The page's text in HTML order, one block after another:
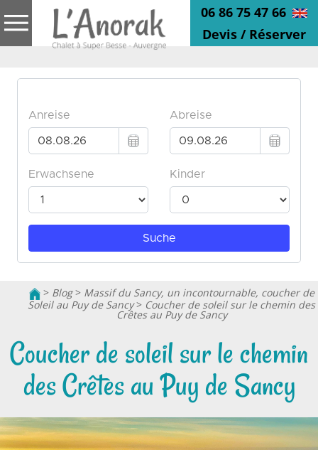
06 86 75 47 66
Devis / Réserver
> Blog> Massif du Sancy, un incontournable, coucher de
Soleil au Puy de Sancy> Coucher de soleil sur le chemin des
Crêtes au Puy de Sancy
Coucher de soleil sur le chemin
des Crêtes au Puy de Sancy